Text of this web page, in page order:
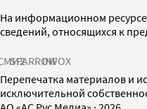
На информационном
сведений, относящихся к
SPARROWINFOX
Перепечатка материалов и
исключительной